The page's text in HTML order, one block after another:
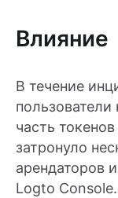
Влияние
В течение
часть
затронуло
арендаторов
Logto Console.